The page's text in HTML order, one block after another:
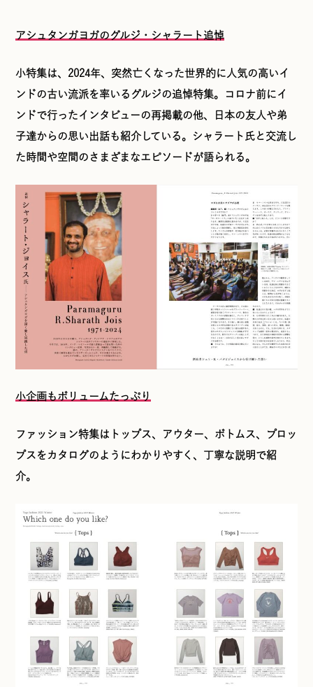
アシュタンガヨガのグルジ・シャラート追悼
小特集は、2024年、突然亡くなった世界的に人気の高いイ
ンドの古い流派を率いるグルジの追悼特集。コロナ前にイ
ンドで行ったインタビューの再掲載の他、日本の友人や弟
子達からの思い出話も紹介している。シャラート氏と交流し
た時間や空間のさまざまなエピソードが語られる。
小企画もボリュームたっぷり
ファッション特集はトップス、アウター、ボトムス、プロッ
プスをカタログのようにわかりやすく、丁寧な説明で紹
介。